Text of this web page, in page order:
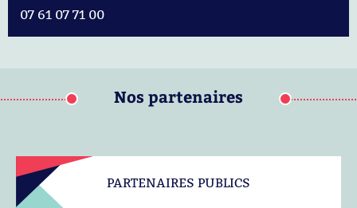
07 61 07 71 00
Nos partenaires
PARTENAIRES PUBLICS